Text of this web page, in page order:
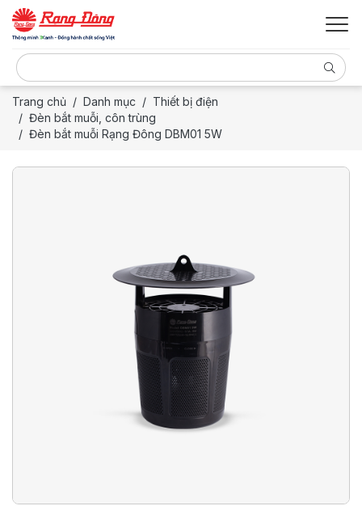
Trang chủ Danh mục
Thiết bị điện
Đèn bắt muỗi, côn trùng
Đèn bắt muỗi Rạng Đông DBM01 5W